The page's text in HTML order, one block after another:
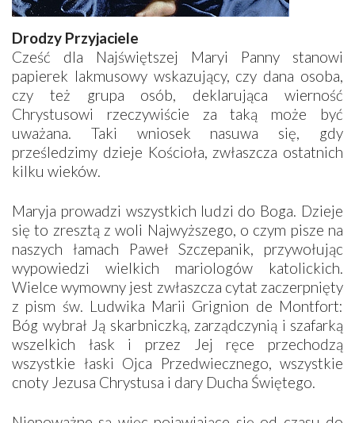
Drodzy Przyjaciele
Cześć dla Najświętszej Maryi Panny stanowi
papierek lakmusowy wskazujący, czy dana osoba,
czy też grupa osób, deklarująca wierność
Chrystusowi rzeczywiście za taką może być
uważana. Taki wniosek nasuwa się, gdy
prześledzimy dzieje Kościoła, zwłaszcza ostatnich
kilku wieków.
Maryja prowadzi wszystkich ludzi do Boga. Dzieje
się to zresztą z woli Najwyższego, o czym pisze na
naszych łamach Paweł Szczepanik, przywołując
wypowiedzi wielkich mariologów katolickich.
Wielce wymowny jest zwłaszcza cytat zaczerpnięty
z pism św. Ludwika Marii Grignion de Montfort:
Bóg wybrał Ją skarbniczką, zarządczynią i szafarką
wszelkich łask i przez Jej ręce przechodzą
wszystkie łaski Ojca Przedwiecznego, wszystkie
cnoty Jezusa Chrystusa i dary Ducha Świętego.